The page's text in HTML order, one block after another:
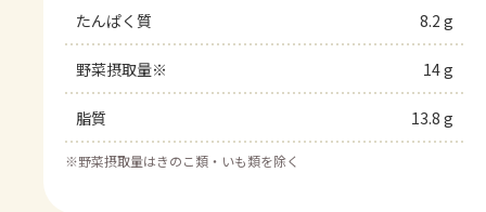
たんぱく質 8.2 g
野菜摂取量※ 14 g
脂質 13.8 g
※野菜摂取量はきのこ類・いも類を除く